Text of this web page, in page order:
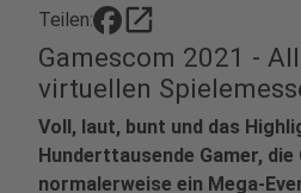
Teilen: open_in_new
Gamescom 2021 -
virtuellen
Voll, laut, bunt und das
Hunderttausende Gamer,
normalerweise ein Mega-